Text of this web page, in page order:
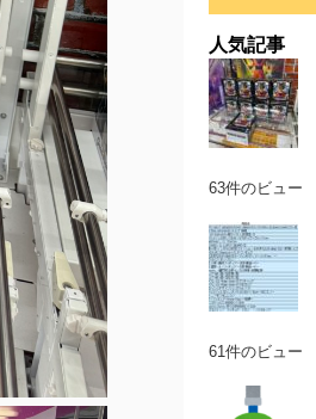
人気記事
63件のビュー
61件のビュー